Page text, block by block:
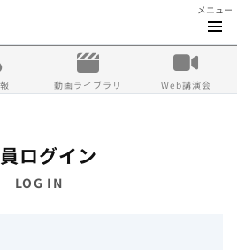
メニュー
動画ライブラリ Web講演会
ログイン
LOG IN